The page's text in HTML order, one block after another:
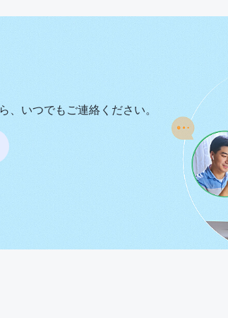
、いつでもご連絡ください。